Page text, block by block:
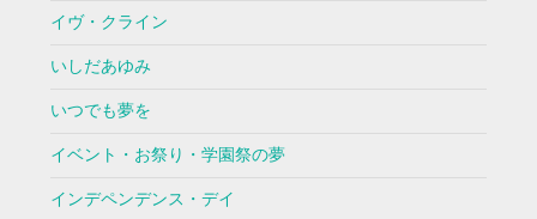
イヴ・クライン
いしだあゆみ
いつでも夢を
イベント・お祭り・学園祭の夢
インデペンデンス・デイ